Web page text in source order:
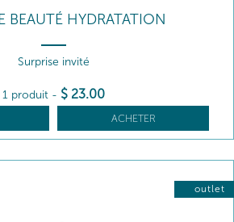
BEAUTÉ HYDRATATION
Surprise invité
1 produit - $ 23.00
ACHETER
outlet